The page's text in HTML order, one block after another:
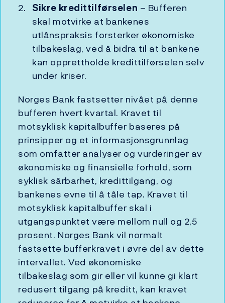
Sikre kredittilførselen – Bufferen
skal motvirke at bankenes
utlånspraksis forsterker økonomiske
tilbakeslag, ved å bidra til at bankene
kan opprettholde kredittilførselen selv
under kriser.
Norges Bank fastsetter nivået på denne
bufferen hvert kvartal. Kravet til
motsyklisk kapitalbuffer baseres på
prinsipper og et informasjonsgrunnlag
som omfatter analyser og vurderinger av
økonomiske og finansielle forhold, som
syklisk sårbarhet, kredittilgang, og
bankenes evne til å tåle tap. Kravet til
motsyklisk kapitalbuffer skal i
utgangspunktet være mellom null og 2,5
prosent. Norges Bank vil normalt
fastsette bufferkravet i øvre del av dette
intervallet. Ved økonomiske
tilbakeslag som gir eller vil kunne gi klart
redusert tilgang på kreditt, kan kravet